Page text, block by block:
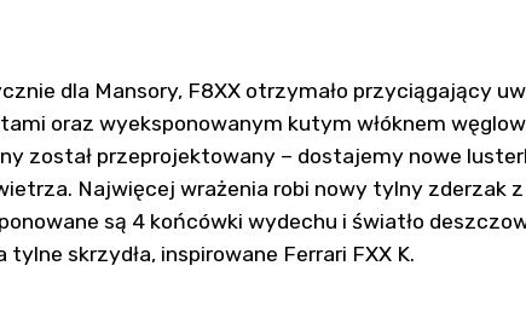
dla Mansory, F8XX otrzymało przyciągający
oraz wyeksponowanym kutym włóknem
został przeprojektowany – dostajemy nowe
Najwięcej wrażenia robi nowy tylny zderzak
są 4 końcówki wydechu i światło
tylne skrzydła, inspirowane Ferrari FXX K.